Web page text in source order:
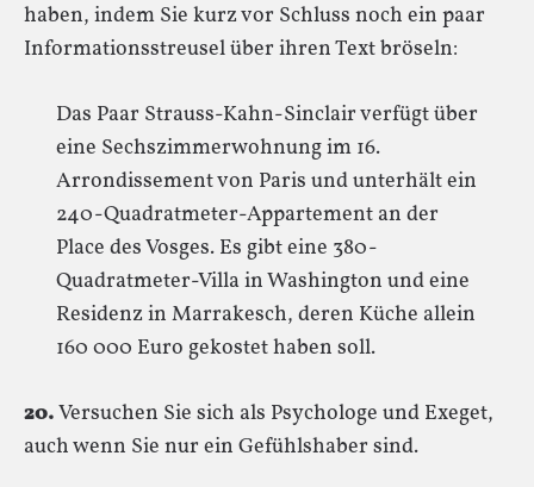
haben, indem Sie kurz vor Schluss noch ein paar
Informationsstreusel über ihren Text bröseln:
Das Paar Strauss-Kahn-Sinclair verfügt über
eine Sechszimmerwohnung im 16.
Arrondissement von Paris und unterhält ein
240-Quadratmeter-Appartement an der
Place des Vosges. Es gibt eine 380-
Quadratmeter-Villa in Washington und eine
Residenz in Marrakesch, deren Küche allein
160 000 Euro gekostet haben soll.
20.Versuchen Sie sich als Psychologe und Exeget,
auch wenn Sie nur ein Gefühlshaber sind.